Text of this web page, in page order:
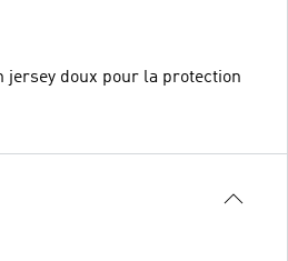
jersey doux pour la protection